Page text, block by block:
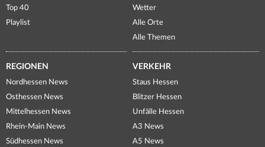
Top 40
Playlist
Wetter
Alle Orte
Alle Themen
REGIONEN
Nordhessen News
Osthessen News
Mittelhessen News
Rhein-Main News
Südhessen News
VERKEHR
Staus Hessen
Blitzer Hessen
Unfälle Hessen
A3 News
A5 News